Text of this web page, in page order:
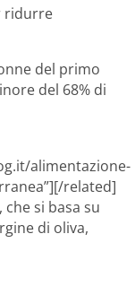
ridurre
del primo
del 68% di
alimentazione-
related]
si basa su
di oliva,